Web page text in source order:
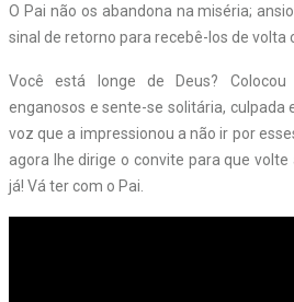
O Pai não os abandona na miséria;
sinal de retorno para recebê-los de volta
Você está longe de Deus?
enganosos e sente-se solitária, culpada
voz que a impressionou a não ir por
agora lhe dirige o convite para que
já! Vá ter com o Pai.